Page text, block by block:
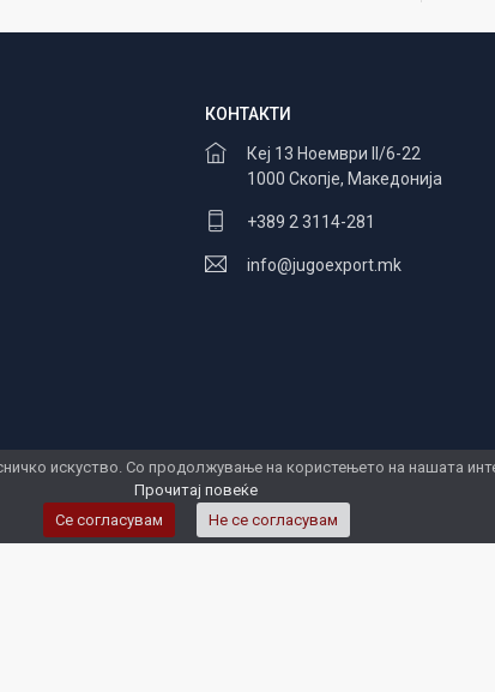
КОНТАКТИ
Кеј 13 Ноември II/6-22
1000 Скопје, Македонија
+389 2 3114-281
info@jugoexport.mk
искуство. Со продолжување на користењето на нашата
Прочитај повеќе
Се согласувам
Не се согласувам